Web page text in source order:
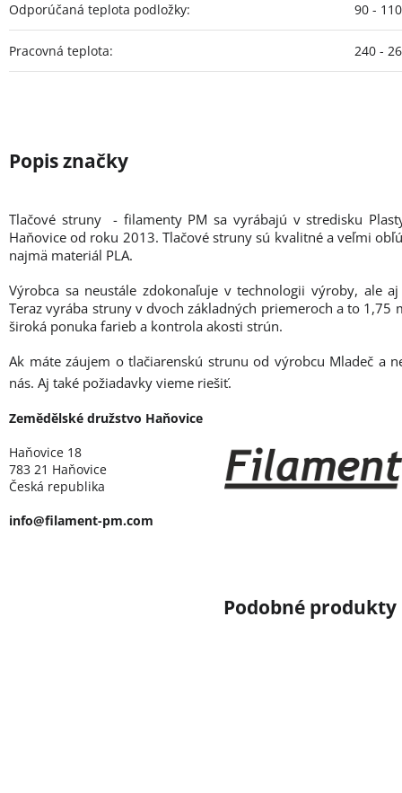
Odporúčaná teplota podložky: 90 -
Pracovná teplota: 240 -
Tlačové struny - filamenty PM sa vyrábajú v stredisku
Haňovice od roku 2013. Tlačové struny sú kvalitné a veľmi
najmä materiál PLA.
Výrobca sa neustále zdokonaľuje v technologii výroby, ale
Teraz vyrába struny v dvoch základných priemeroch a to 1,75
široká ponuka farieb a kontrola akosti strún.
Ak máte záujem o tlačiarenskú strunu od výrobcu Mladeč a
nás. Aj také požiadavky vieme riešiť.
Zemědělské družstvo Haňovice
Haňovice 18
783 21 Haňovice
Česká republika
info@filament-pm.com